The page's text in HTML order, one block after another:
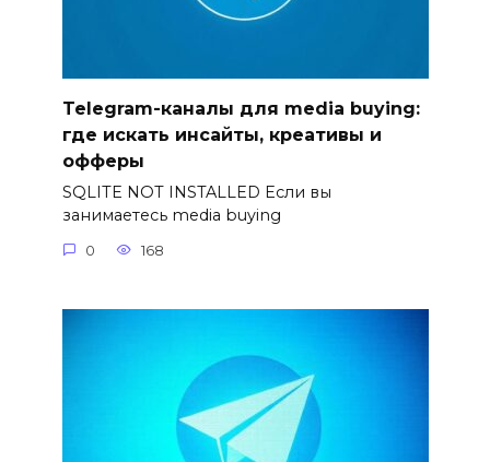
Telegram-каналы для media buying:
где искать инсайты, креативы и
офферы
SQLITE NOT INSTALLED Если вы
занимаетесь media buying
0 168